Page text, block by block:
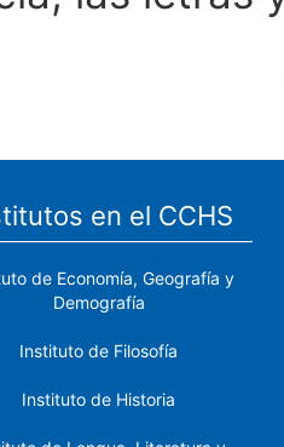
en el CCHS
de Economía, Geografía y
Demografía
Instituto de Filosofía
Instituto de Historia